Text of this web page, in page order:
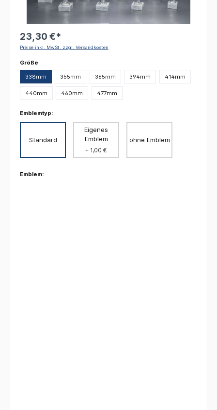
23,30 €*
Preise inkl. MwSt. zzgl. Versandkosten
Größe
338mm 355mm 365mm 394mm 414mm
440mm 460mm 477mm
Emblemtyp:
Standard
Eigenes
Emblem
+ 1,00 €
ohne Emblem
Emblem: